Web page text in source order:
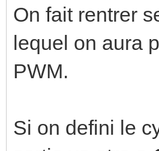
On fait rentrer
lequel on aura
PWM.
Si on defini le